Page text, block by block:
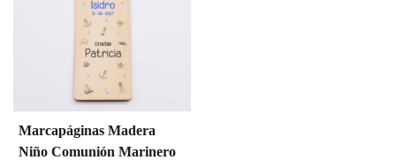
Marcapáginas Madera
Niño Comunión Marinero